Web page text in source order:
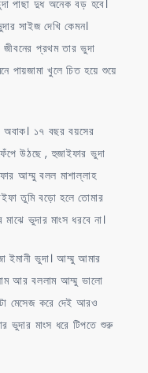
পাছা দুধ অনেক বড় হবে।
সাইজ দেখি কেমন।
জীবনের প্রথম তার ভুদা
পায়জামা খুলে চিত হয়ে শুয়ে
অবাক। ১৭ বছর বয়সের
উঠছে , হুজাইফার ভুদা
আম্মু বলল মাশাল্লাহ
তুমি বড়ো হলে তোমার
ভুদার মাংস ধরবে না।
ইমানী ভুদা। আম্মু আমার
আর বললাম আম্মু ভালো
মেসেজ করে দেই আরও
ভুদার মাংস ধরে টিপতে শুরু